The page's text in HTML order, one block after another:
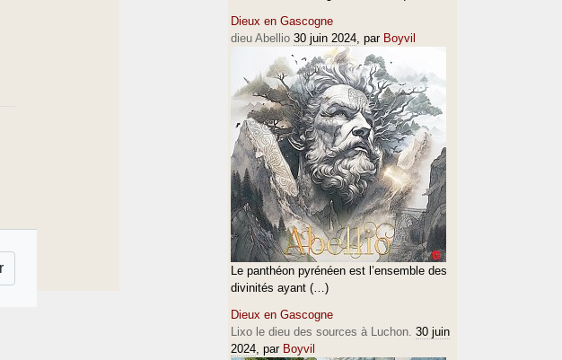
Dieux en Gascogne
dieu Abellio 30 juin 2024, par Boyvil
Le panthéon pyrénéen est l’ensemble des
divinités ayant (…)
Dieux en Gascogne
Lixo le dieu des sources à Luchon. 30 juin
2024, par Boyvil